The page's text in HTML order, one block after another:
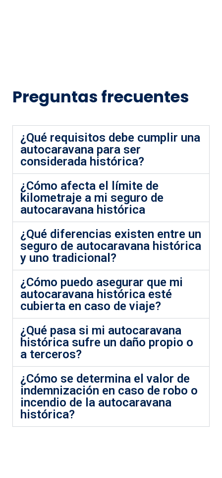
Preguntas frecuentes
¿Qué requisitos debe cumplir una
autocaravana para ser
considerada histórica?
¿Cómo afecta el límite de
kilometraje a mi seguro de
autocaravana histórica
¿Qué diferencias existen entre un
seguro de autocaravana histórica
y uno tradicional?
¿Cómo puedo asegurar que mi
autocaravana histórica esté
cubierta en caso de viaje?
¿Qué pasa si mi autocaravana
histórica sufre un daño propio o
a terceros?
¿Cómo se determina el valor de
indemnización en caso de robo o
incendio de la autocaravana
histórica?